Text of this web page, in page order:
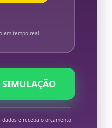
em tempo real
dados e receba o orçamento